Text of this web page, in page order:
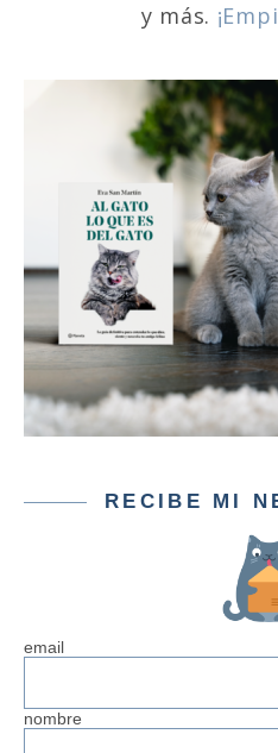
y más.
RECIBE MI
email
nombre